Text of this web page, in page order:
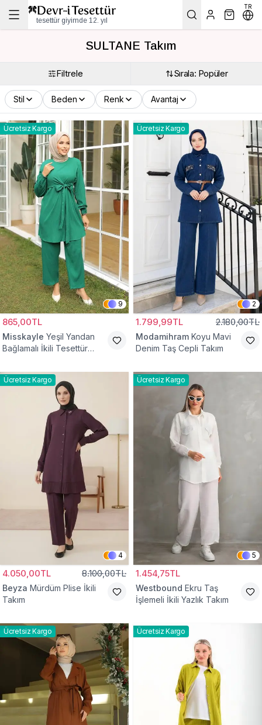
tesettür giyimde 12. yıl
TR
SULTANE Takım
Filtrele Sırala: Popüler
Stil Beden Renk Avantaj
Ücretsiz Kargo
9
865,00TL
Misskayle Yeşil Yandan
Bağlamalı İkili Tesettür
Ücretsiz Kargo
2
1.799,99TL 2.180,00TL
Modamihram Koyu Mavi
Denim Taş Cepli Takım
Ücretsiz Kargo
4
4.050,00TL 8.100,00TL
Beyza Mürdüm Plise İkili
Takım
Ücretsiz Kargo
5
1.454,75TL
Westbound Ekru Taş
İşlemeli İkili Yazlık Takım
Ücretsiz Kargo Ücretsiz Kargo